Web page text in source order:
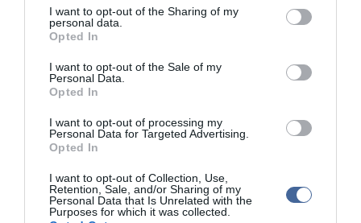
not limited to your visit or usage behaviour. You may click to
grant or deny consent to Google and its third-party tags to
use your data for below specified purposes in below Google
consent section.
I want to opt-out of the Sharing of my
personal data.
Opted In
I want to opt-out of the Sale of my
Personal Data.
Opted In
I want to opt-out of processing my
Personal Data for Targeted Advertising.
Opted In
I want to opt-out of Collection, Use,
Retention, Sale, and/or Sharing of my
Personal Data that Is Unrelated with the
Purposes for which it was collected.
A másodrendű vádlott kocsijával nagy sebességgel nekiütközött az
elsőrendű tetejére borult, az úttesten még lassan pörgő autójának.
szenvedett.
beismerte a terhére rótt bűncselekmény elkövetését, azonban a
tárgyaláshoz való jogáról nem mondott le.
gépjárművezetésre személyiségének pszichológiai jellemzői miatt
nem alkalmas, a másodrendű vádlott pedig azt, hogy gyorsulási
versenyen vett volna részt.